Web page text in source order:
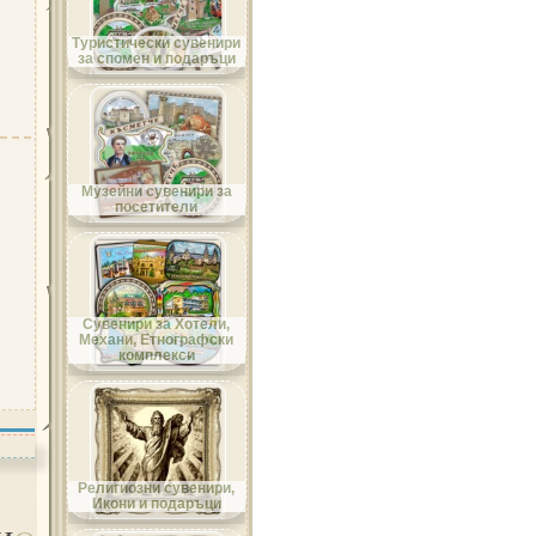
Област Велико Търново
Област Видин
Област Враца
Област Габрово
Туристически сувенири
за спомен и подаръци
Музейни сувенири за
посетители
Сувенири за Хотели,
Механи, Етнографски
комплекси
Религиозни сувенири,
Икони и подаръци